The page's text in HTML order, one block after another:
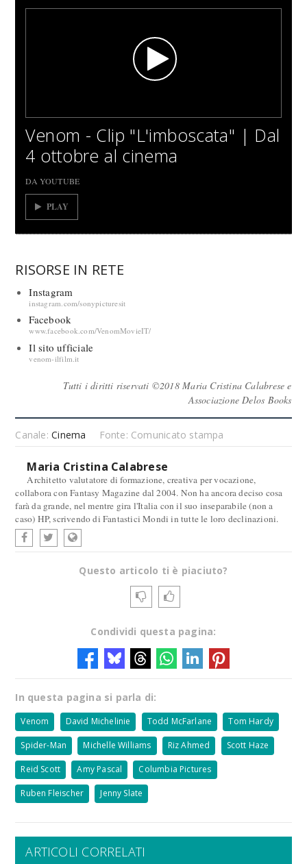
Venom - Clip "L'imboscata" | Dal
4 ottobre al cinema
DA YOUTUBE
PLAY
RISORSE IN RETE
Instagram
instagram.com/sonypicturesit
Facebook
www.facebook.com/VenomMovieIT/
Il sito ufficiale
venom-ilfilm.it
Tutti i diritti riservati ©2018 Maria Cristina Calabrese e
Associazione Delos Books
Canale:Cinema Fonte: Comunicato stampa
Maria Cristina Calabrese
Architetto valutatore di formazione, creativa per vocazione,
collabora con Fantasy Magazine dal 2004. Non ha ancora deciso cosa
farà da grande, nel mentre gira l'Italia con il suo inseparabile (non a
caso) HP, scrivendo di Fantastici Mondi in tutte le loro declinazioni.
Questo articolo ti è piaciuto?
Condividi questa pagina:
In questa pagina si parla di:
Venom David Michelinie Todd McFarlane Tom Hardy
Spider-Man Michelle Williams Riz Ahmed Scott Haze
Reid Scott Amy Pascal Columbia Pictures
Ruben Fleischer Jenny Slate
ARTICOLI CORRELATI